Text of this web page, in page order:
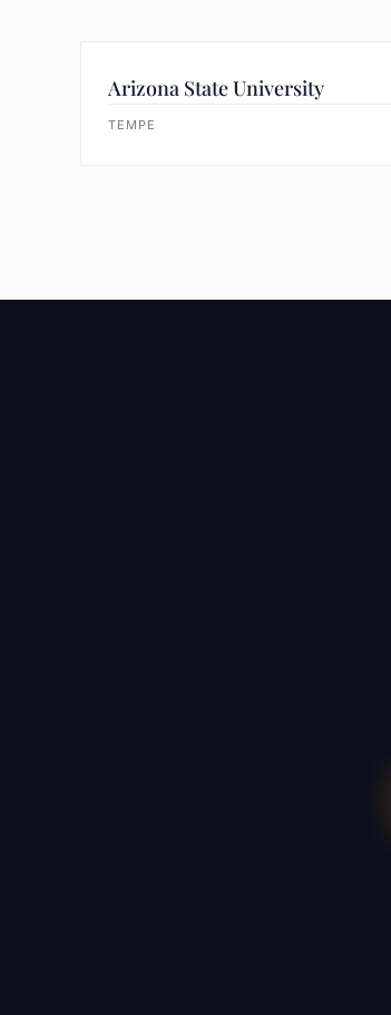
Arizona State University
TEMPE